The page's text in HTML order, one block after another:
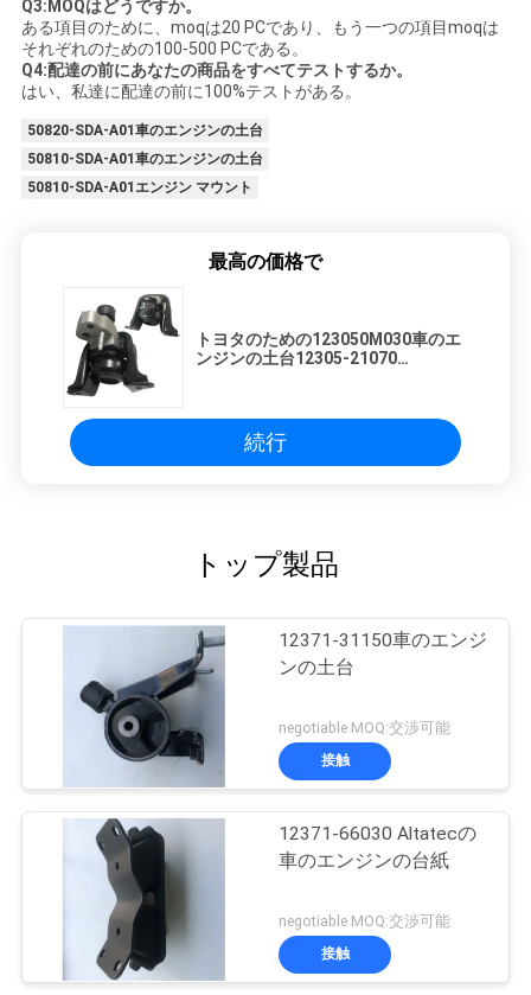
Q3:MOQはどうですか。
ある項目のために、moqは20 PCであり、もう一つの項目moqは
それぞれのための100-500 PCである。
Q4:配達の前にあなたの商品をすべてテストするか。
はい、私達に配達の前に100%テストがある。
50820-SDA-A01車のエンジンの土台
50810-SDA-A01車のエンジンの土台
50810-SDA-A01エンジン マウント
最高の価格で
トヨタのための123050M030車のエ
ンジンの土台12305-21070
続行
トップ製品
12371-31150車のエンジ
ンの土台
negotiable MOQ:交渉可能
接触
12371-66030 Altatecの
車のエンジンの台紙
negotiable MOQ:交渉可能
接触